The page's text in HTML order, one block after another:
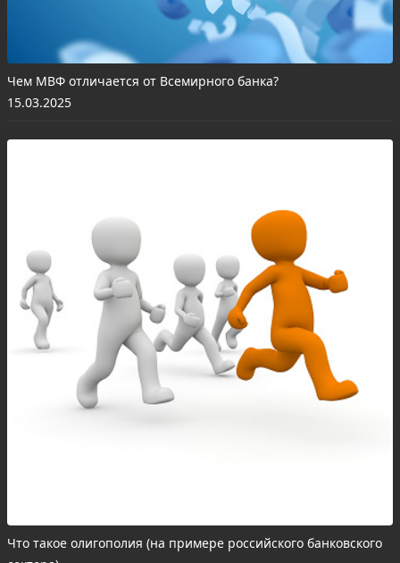
Чем МВФ отличается от Всемирного банка?
15.03.2025
Что такое олигополия (на примере российского банковского